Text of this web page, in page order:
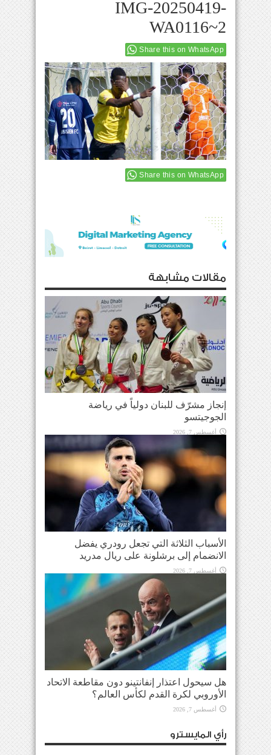
IMG-20250419-
WA0116~2
Share this on WhatsApp
Share this on WhatsApp
مقالات مشابهة
إنجاز مشرّف للبنان دولياً في رياضة
الجوجيتسو
أغسطس 7, 2026
الأسباب الثلاثة التي تجعل رودري يفضل
الانضمام إلى برشلونة على ريال مدريد
أغسطس 7, 2026
هل سيحول اعتذار إنفانتينو دون مقاطعة الاتحاد
الأوروبي لكرة القدم لكأس العالم؟
أغسطس 7, 2026
رأي المايسترو